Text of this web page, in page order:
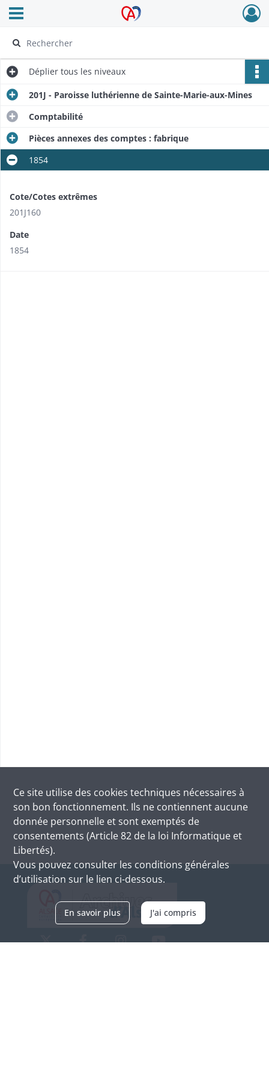
Archives Alsace - Colmar
Ouvrir le menu déroulant
Déplier tous les niveaux
201J - Paroisse luthérienne de Sainte-Marie-aux-Mines
Comptabilité
Pièces annexes des comptes : fabrique
1854
Cote/Cotes extrêmes
201J160
Date
1854
Ce site utilise des cookies techniques nécessaires à
son bon fonctionnement. Ils ne contiennent aucune
donnée personnelle et sont exemptés de
consentements (Article 82 de la loi Informatique et
Libertés).
Vous pouvez consulter les conditions générales
d’utilisation sur le lien ci-dessous.
En savoir plus J'ai compris